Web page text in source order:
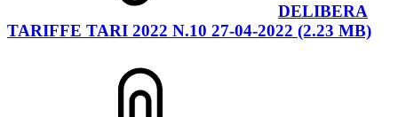
DELIBERA
TARIFFE TARI 2022 N.10 27-04-2022 (2.23 MB)